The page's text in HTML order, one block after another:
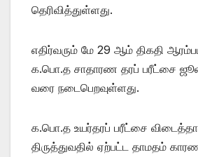
தெரிவித்துள்ளது.
எதிர்வரும் மே 29 ஆம் திகதி
க.பொ.த சாதாரண தரப் பரீட்சை
வரை நடைபெறவுள்ளது.
க.பொ.த உயர்தரப் பரீட்சை
திருத்துவதில் ஏற்பட்ட தாமதம்